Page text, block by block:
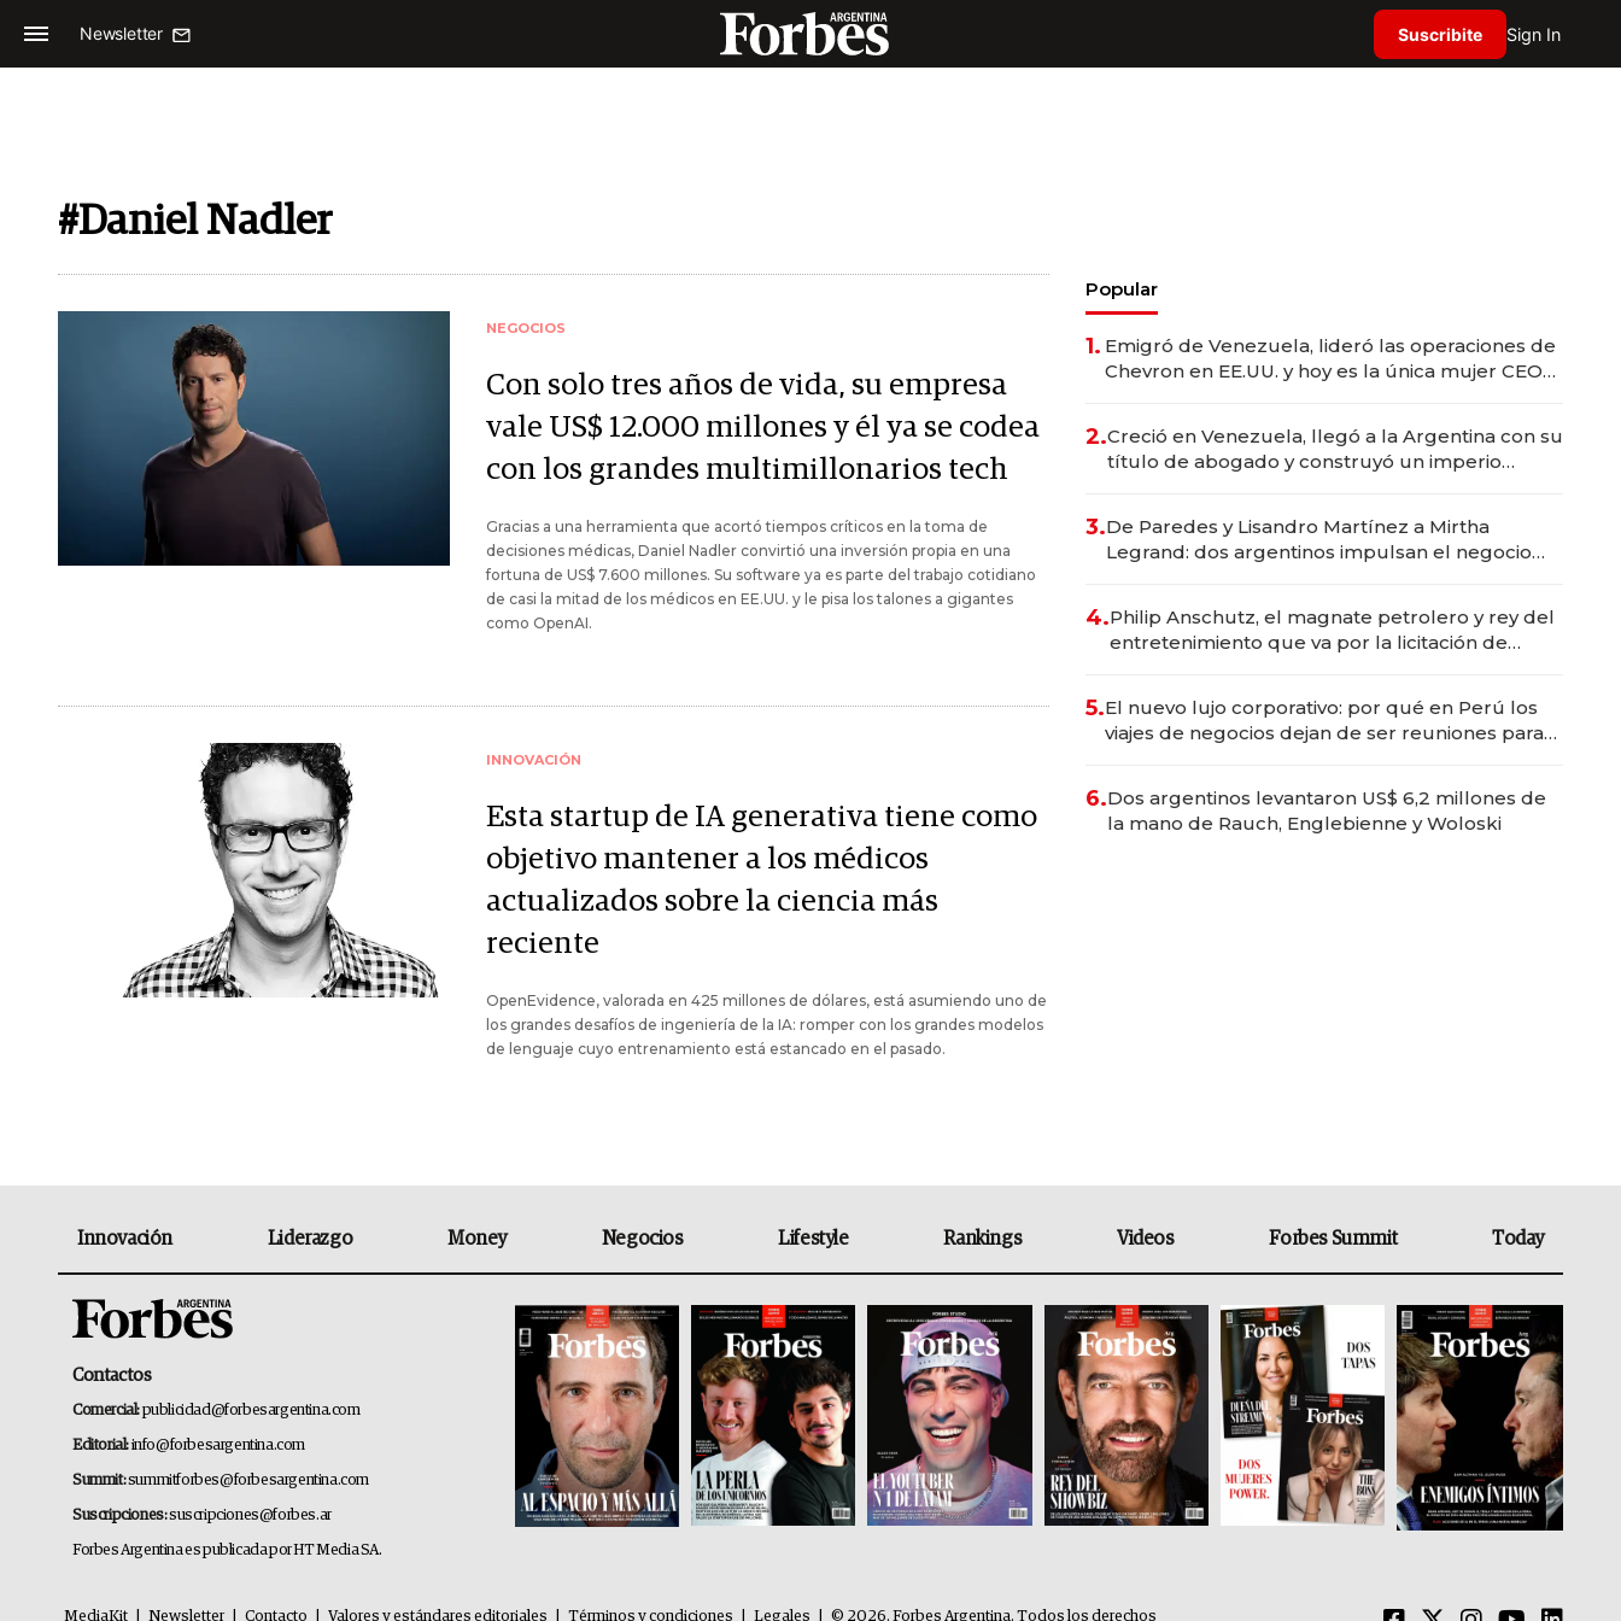
Newsletter Suscribite Sign In
#Daniel Nadler
NEGOCIOS
Con solo tres años de vida, su empresa
vale US$ 12.000 millones y él ya se codea
con los grandes multimillonarios tech
Gracias a una herramienta que acortó tiempos críticos en la toma de
decisiones médicas, Daniel Nadler convirtió una inversión propia en una
fortuna de US$ 7.600 millones. Su software ya es parte del trabajo cotidiano
de casi la mitad de los médicos en EE.UU. y le pisa los talones a gigantes
como OpenAI.
INNOVACIÓN
Esta startup de IA generativa tiene como
objetivo mantener a los médicos
actualizados sobre la ciencia más
reciente
OpenEvidence, valorada en 425 millones de dólares, está asumiendo uno de
los grandes desafíos de ingeniería de la IA: romper con los grandes modelos
de lenguaje cuyo entrenamiento está estancado en el pasado.
Popular
1. Emigró de Venezuela, lideró las operaciones de
Chevron en EE.UU. y hoy es la única mujer CEO
2.Creció en Venezuela, llegó a la Argentina con su
título de abogado y construyó un imperio
3.De Paredes y Lisandro Martínez a Mirtha
Legrand: dos argentinos impulsan el negocio
4.Philip Anschutz, el magnate petrolero y rey del
entretenimiento que va por la licitación de
5.El nuevo lujo corporativo: por qué en Perú los
viajes de negocios dejan de ser reuniones para
6.Dos argentinos levantaron US$ 6,2 millones de
la mano de Rauch, Englebienne y Woloski
Innovación Liderazgo Money Negocios Lifestyle Rankings Videos Forbes Summit Today
Contactos
Comercial:publicidad@forbesargentina.com
Editorial:info@forbesargentina.com
Summit:summitforbes@forbesargentina.com
Suscripciones:suscripciones@forbes.ar
Forbes Argentina es publicada por HT Media SA.
MediaKit Newsletter Contacto Valores y estándares editoriales Términos y condiciones Legales © 2026. Forbes Argentina. Todos los derechos